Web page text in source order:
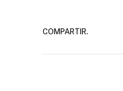
COMPARTIR.